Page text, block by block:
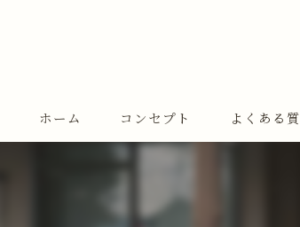
ホーム コンセプト よくある